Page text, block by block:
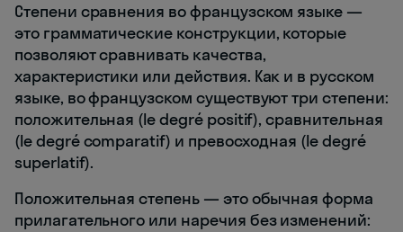
Степени сравнения во французском языке —
это грамматические конструкции, которые
позволяют сравнивать качества,
характеристики или действия. Как и в русском
языке, во французском существуют три степени:
положительная (le degré positif), сравнительная
(le degré comparatif) и превосходная (le degré
superlatif).
Положительная степень — это обычная форма
прилагательного или наречия без изменений: